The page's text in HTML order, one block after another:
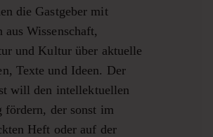
die Gastgeber mit
aus Wissenschaft,
und Kultur über aktuelle
Texte und Ideen. Der
will den intellektuellen
fördern, der sonst im
Heft oder auf der